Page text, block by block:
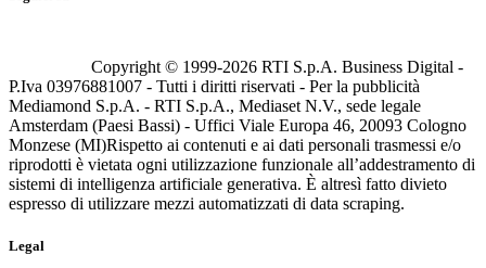
Copyright © 1999-2026 RTI S.p.A. Business Digital -
P.Iva 03976881007 - Tutti i diritti riservati - Per la pubblicità
Mediamond S.p.A. - RTI S.p.A., Mediaset N.V., sede legale
Amsterdam (Paesi Bassi) - Uffici Viale Europa 46, 20093 Cologno
Monzese (MI)Rispetto ai contenuti e ai dati personali trasmessi e/o
riprodotti è vietata ogni utilizzazione funzionale all’addestramento di
sistemi di intelligenza artificiale generativa. È altresì fatto divieto
espresso di utilizzare mezzi automatizzati di data scraping.
Legal